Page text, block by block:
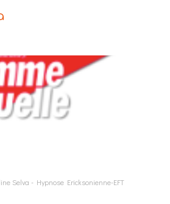
Selva - Hypnose Ericksonienne-EFT